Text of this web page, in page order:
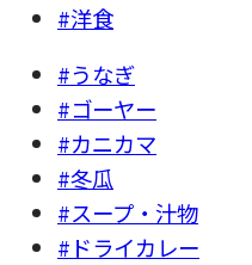
#洋食
#うなぎ
#ゴーヤー
#カニカマ
#冬瓜
#スープ・汁物
#ドライカレー